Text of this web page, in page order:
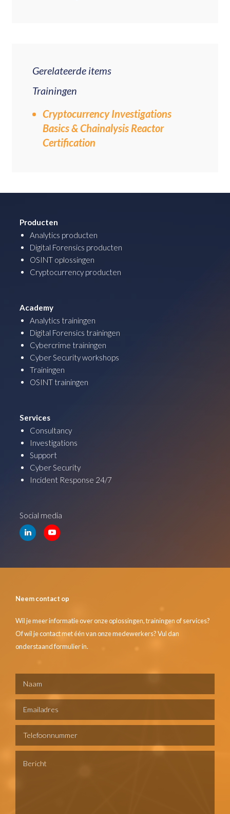
Gerelateerde items
Trainingen
Cryptocurrency Investigations
Basics & Chainalysis Reactor
Certification
Producten
Analytics producten
Digital Forensics producten
OSINT oplossingen
Cryptocurrency producten
Academy
Analytics trainingen
Digital Forensics trainingen
Cybercrime trainingen
Cyber Security workshops
Trainingen
OSINT trainingen
Services
Consultancy
Investigations
Support
Cyber Security
Incident Response 24/7
Social media
Neem contact op
Wil je meer informatie over onze oplossingen, trainingen of services?
Of wil je contact met één van onze medewerkers? Vul dan
onderstaand formulier in.